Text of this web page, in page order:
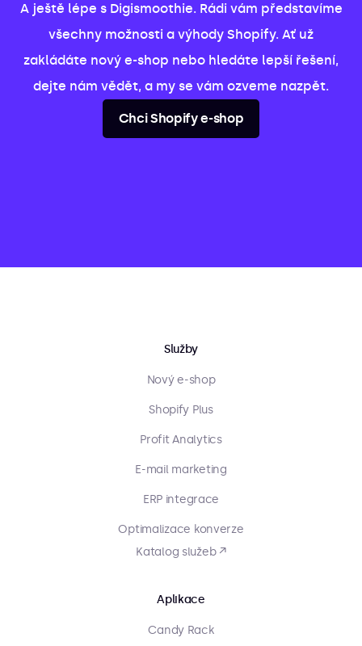
A ještě lépe s Digismoothie. Rádi vám představíme
všechny možnosti a výhody Shopify. Ať už
zakládáte nový e-shop nebo hledáte lepší řešení,
dejte nám vědět, a my se vám ozveme nazpět.
Chci Shopify e-shop
Služby
Nový e-shop
Shopify Plus
Profit Analytics
E-mail marketing
ERP integrace
Optimalizace konverze
Katalog služeb ↗
Aplikace
Candy Rack